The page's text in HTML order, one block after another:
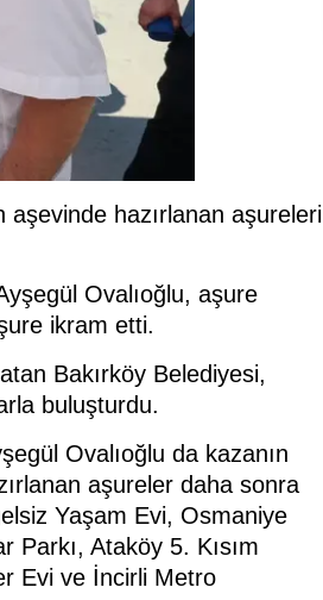
aşevinde hazırlanan aşureleri
Ovalıoğlu, aşure
ikram etti.
Bakırköy Belediyesi,
buluşturdu.
Ovalıoğlu da kazanın
aşureler daha sonra
Yaşam Evi, Osmaniye
Parkı, Ataköy 5. Kısım
Evi ve İncirli Metro